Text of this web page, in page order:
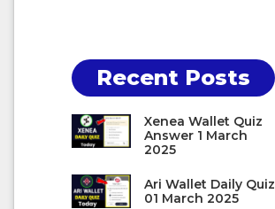
Recent Posts
Xenea Wallet Quiz
Answer 1 March
2025
Ari Wallet Daily Quiz
01 March 2025